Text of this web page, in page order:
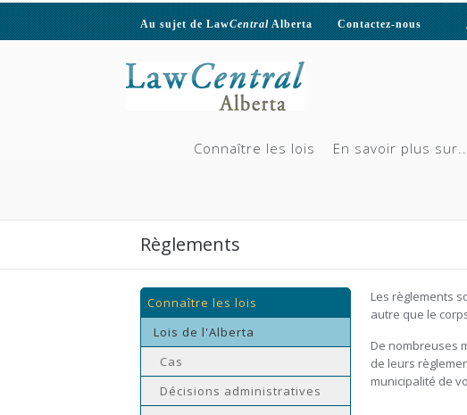
Au sujet de LawCentralAlberta Contactez-nous
Connaître les lois En savoir plus
Règlements
Connaître les lois
Lois de l'Alberta
Cas
Décisions administratives
Les règlements
autre que le
De nombreuses
de leurs
municipalité de